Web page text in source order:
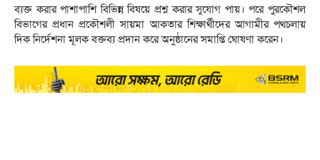
ব্যক্ত করার পাশাপাশি বিভিন্ন বিষয়ে প্রশ্ন করার সুযোগ পায়। পরে পুরকৌশল
বিভাগের প্রধান প্রকৌশলী সায়মা আকতার শিক্ষার্থীদের আগামীর পথচলায়
দিক নির্দেশনা মূলক বক্তব্য প্রদান করে অনুষ্ঠানের সমাপ্তি ঘোষণা করেন।